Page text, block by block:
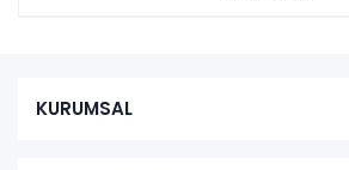
KURUMSAL